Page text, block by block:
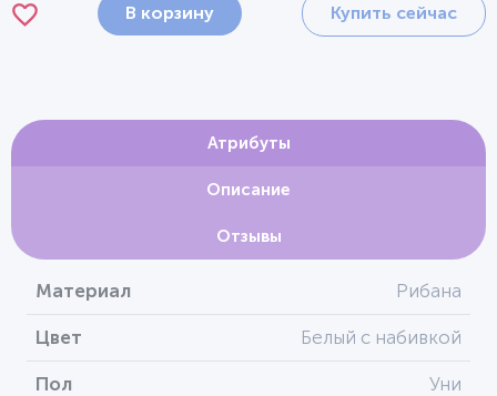
В корзину Купить сейчас
Атрибуты
Описание
Отзывы
Материал Рибана
Цвет Белый с набивкой
Пол Уни